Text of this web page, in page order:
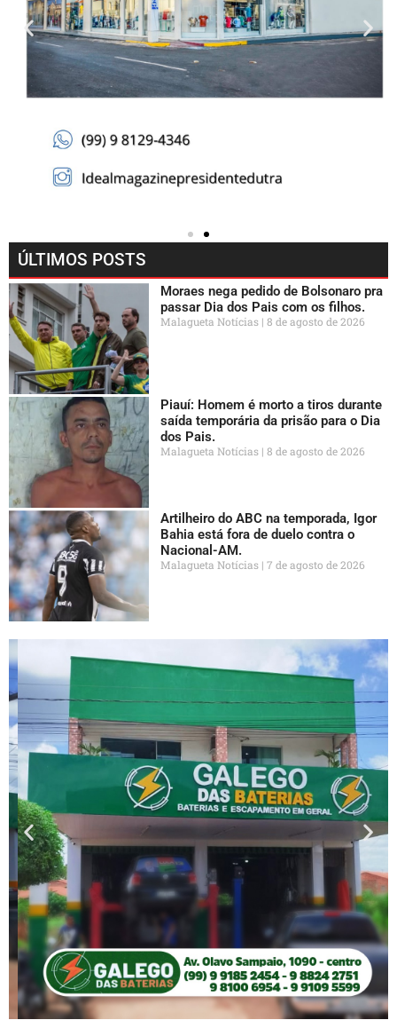
ÚLTIMOS POSTS
Moraes nega pedido de Bolsonaro pra
passar Dia dos Pais com os filhos.
Malagueta Notícias 8 de agosto de 2026
Piauí: Homem é morto a tiros durante
saída temporária da prisão para o Dia
dos Pais.
Malagueta Notícias 8 de agosto de 2026
Artilheiro do ABC na temporada, Igor
Bahia está fora de duelo contra o
Nacional-AM.
Malagueta Notícias 7 de agosto de 2026